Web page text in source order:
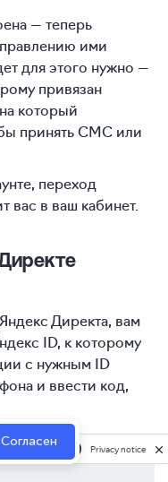
— теперь
ими
для этого нужно —
привязан
который
принять СМС или
переход
вас в ваш кабинет.
Директа, вам
ID, к которому
с нужным ID
и ввести код,
Согласен Privacy notice